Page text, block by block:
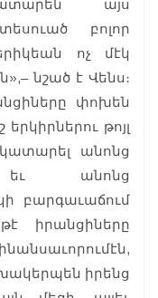
այս
բոլոր
ոչ մէկ
նշած է Վենս։
փոխեն
թոյլ
անոնց
եւ անոնց
բարգաւաճում
իրանցիները
իրենց